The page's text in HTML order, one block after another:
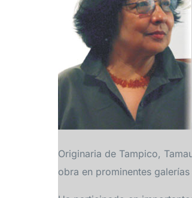
Originaria de Tampico,
obra en prominentes